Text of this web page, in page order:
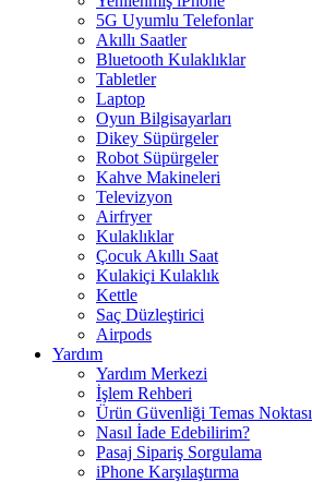
5G Uyumlu Telefonlar
Akıllı Saatler
Bluetooth Kulaklıklar
Tabletler
Laptop
Oyun Bilgisayarları
Dikey Süpürgeler
Robot Süpürgeler
Kahve Makineleri
Televizyon
Airfryer
Kulaklıklar
Çocuk Akıllı Saat
Kulakiçi Kulaklık
Kettle
Saç Düzleştirici
Airpods
Yardım
Yardım Merkezi
İşlem Rehberi
Ürün Güvenliği Temas Noktası
Nasıl İade Edebilirim?
Pasaj Sipariş Sorgulama
iPhone Karşılaştırma